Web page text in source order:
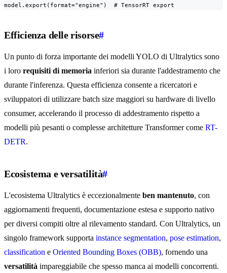
model.export(format="engine")  # TensorRT export
Efficienza delle risorse#
Un punto di forza importante dei modelli YOLO di Ultralytics sono
i loro requisiti di memoria inferiori sia durante l'addestramento che
durante l'inferenza. Questa efficienza consente a ricercatori e
sviluppatori di utilizzare batch size maggiori su hardware di livello
consumer, accelerando il processo di addestramento rispetto a
modelli più pesanti o complesse architetture Transformer come RT-
DETR.
Ecosistema e versatilità#
L'ecosistema Ultralytics è eccezionalmente ben mantenuto, con
aggiornamenti frequenti, documentazione estesa e supporto nativo
per diversi compiti oltre al rilevamento standard. Con Ultralytics, un
singolo framework supporta instance segmentation, pose estimation,
classification e Oriented Bounding Boxes (OBB), fornendo una
versatilità impareggiabile che spesso manca ai modelli concorrenti.